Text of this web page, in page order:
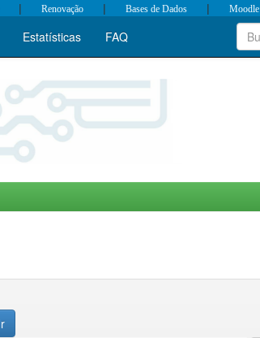
| Renovação | Bases de Dados | Moodle
Estatísticas FAQ